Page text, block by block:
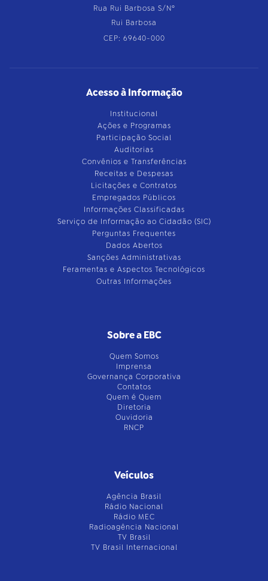
Rua Rui Barbosa S/Nº
Rui Barbosa
CEP: 69640-000
Acesso à Informação
Institucional
Ações e Programas
Participação Social
Auditorias
Convênios e Transferências
Receitas e Despesas
Licitações e Contratos
Empregados Públicos
Informações Classificadas
Serviço de Informação ao Cidadão (SIC)
Perguntas Frequentes
Dados Abertos
Sanções Administrativas
Feramentas e Aspectos Tecnológicos
Outras Informações
Sobre a EBC
Quem Somos
Imprensa
Governança Corporativa
Contatos
Quem é Quem
Diretoria
Ouvidoria
RNCP
Veículos
Agência Brasil
Rádio Nacional
Rádio MEC
Radioagência Nacional
TV Brasil
TV Brasil Internacional